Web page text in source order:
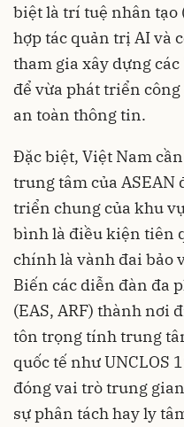
biệt là trí tuệ nhân tạo
hợp tác quản trị AI và
tham gia xây dựng
để vừa phát triển
an toàn thông tin.
Đặc biệt, Việt Nam
trung tâm của ASEAN
triển chung của khu
bình là điều kiện tiên
chính là vành đai bảo
Biến các diễn đàn đa
(EAS, ARF) thành nơi
tôn trọng tính trung
quốc tế như UNCLOS
đóng vai trò trung
sự phân tách hay ly